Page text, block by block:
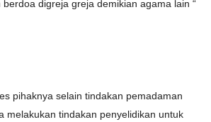
digreja greja demikian agama lain “
pihaknya selain tindakan pemadaman
melakukan tindakan penyelidikan untuk